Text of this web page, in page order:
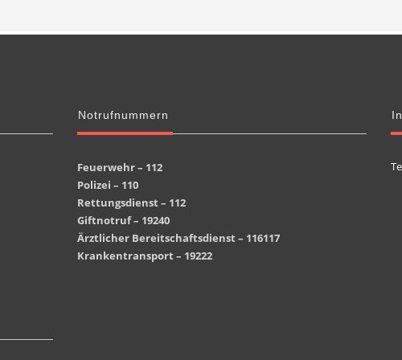
Notrufnummern
Feuerwehr – 112
Polizei – 110
Rettungsdienst – 112
Giftnotruf – 19240
Ärztlicher Bereitschaftsdienst – 116117
Krankentransport – 19222